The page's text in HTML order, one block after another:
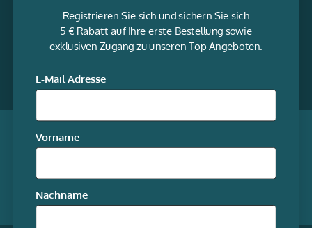
media
Facebook
Qualität garantiert
Unsere Online-Shops
Registrieren Sie sich und sichern Sie sich
5 € Rabatt auf Ihre erste Bestellung sowie
exklusiven Zugang zu unseren Top-Angeboten.
E-Mail Adresse
Vorname
Nachname